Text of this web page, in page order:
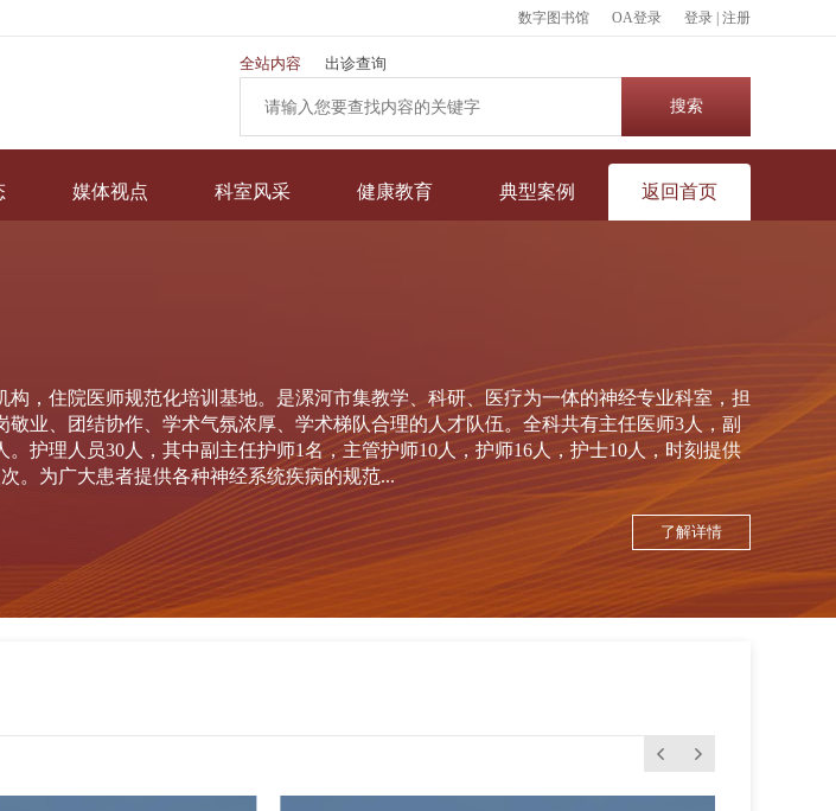
数字图书馆 OA登录 登录 注册
全站内容 出诊查询
媒体视点 科室风采 健康教育 典型案例 返回首页
，住院医师规范化培训基地。是漯河市集教学、科研、医疗为一体的神经专业科室，担
业、团结协作、学术气氛浓厚、学术梯队合理的人才队伍。全科共有主任医师3人，副
护理人员30人，其中副主任护师1名，主管护师10人，护师16人，护士10人，时刻提供
。为广大患者提供各种神经系统疾病的规范...
了解详情